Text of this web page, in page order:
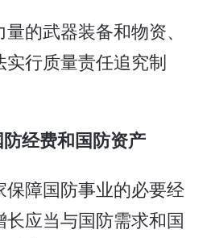
的武器装备和物资、
行质量责任追究制
经费和国防资产
障国防事业的必要经
应当与国防需求和国